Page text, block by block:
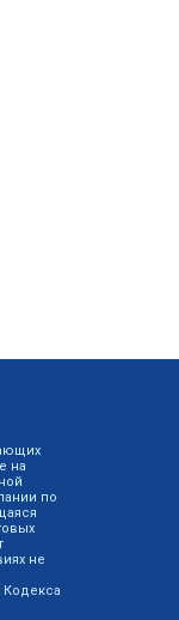
на
по
не
Кодекса